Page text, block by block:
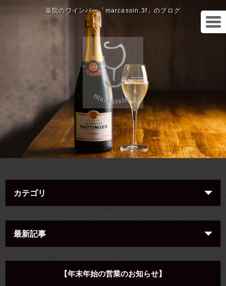
薬院のワインバー「marcassin.3f」のブログ
カテゴリ
最新記事
【年末年始の営業のお知らせ】